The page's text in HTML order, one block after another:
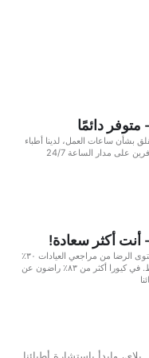
بشأن ساعات العمل، لدينا أطباء
على مدار الساعة 24/7
مستوى الرضا من مراجعي العيادات ٣٠٪
فقط. في كيورا أكثر من ٨٣٪ راضون عن